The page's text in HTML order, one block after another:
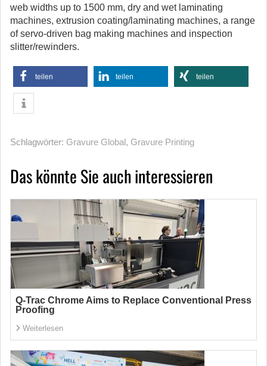
web widths up to 1500 mm, dry and wet laminating
machines, extrusion coating/laminating machines, a range
of servo-driven bag making machines and inspection
slitter/rewinders.
teilen teilen teilen
Schlagwörter: Gravure Global, Gravure Printing
Das könnte Sie auch interessieren
Q-Trac Chrome Aims to Replace Conventional Press
Proofing
Weiterlesen